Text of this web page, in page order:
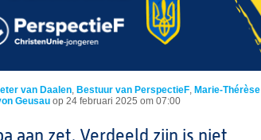
van Daalen, Bestuur van PerspectieF, Marie-Thérèse
Geusau op24 februari 2025 om 07:00